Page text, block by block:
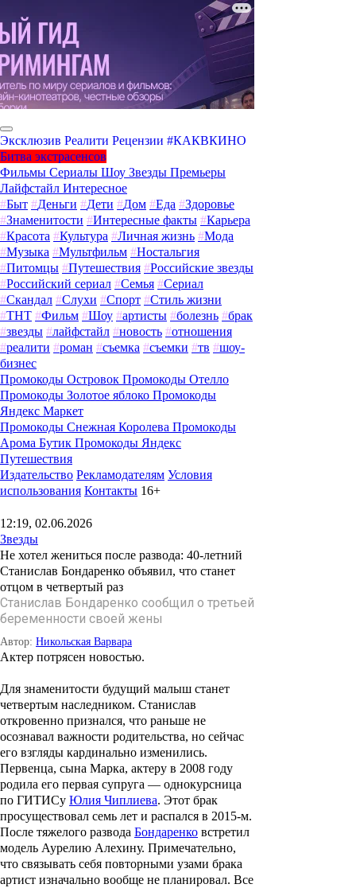
Эксклюзив Реалити Рецензии #КАКВКИНО
Битва экстрасенсов
Фильмы Сериалы Шоу Звезды Премьеры
Лайфстайл Интересное
#Быт #Деньги #Дети #Дом #Еда #Здоровье
#Знаменитости #Интересные факты #Карьера
#Красота #Культура #Личная жизнь #Мода
#Музыка #Мультфильм #Ностальгия
#Питомцы #Путешествия #Российские звезды
#Российский сериал #Семья #Сериал
#Скандал #Слухи #Спорт #Стиль жизни
#ТНТ #Фильм #Шоу #артисты #болезнь #брак
#звезды #лайфстайл #новость #отношения
#реалити #роман #съемка #съемки #тв #шоу-
бизнес
Промокоды Островок Промокоды Отелло
Промокоды Золотое яблоко Промокоды
Яндекс Маркет
Промокоды Снежная Королева Промокоды
Арома Бутик Промокоды Яндекс
Путешествия
Издательство Рекламодателям Условия
использования Контакты 16+
12:19, 02.06.2026
Звезды
Не хотел жениться после развода: 40-летний
Станислав Бондаренко объявил, что станет
отцом в четвертый раз
Станислав Бондаренко сообщил о третьей
беременности своей жены
Автор: Никольская Варвара
Актер потрясен новостью.
Для знаменитости будущий малыш станет
четвертым наследником. Станислав
откровенно признался, что раньше не
осознавал важности родительства, но сейчас
его взгляды кардинально изменились.
Первенца, сына Марка, актеру в 2008 году
родила его первая супруга — однокурсница
по ГИТИСу Юлия Чиплиева. Этот брак
просуществовал семь лет и распался в 2015-м.
После тяжелого развода Бондаренко встретил
модель Аурелию Алехину. Примечательно,
что связывать себя повторными узами брака
артист изначально вообще не планировал. Все